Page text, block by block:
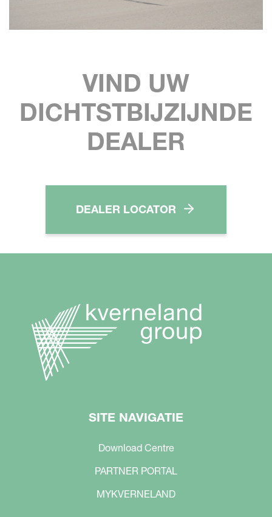
VIND UW
DICHTSTBIJZIJNDE
DEALER
DEALER LOCATOR
SITE NAVIGATIE
Download Centre
PARTNER PORTAL
MYKVERNELAND